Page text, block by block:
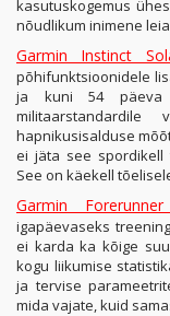
kasutuskogemus
nõudlikum inimene
Garmin Instinct
põhifunktsioonidele
ja kuni 54 päeva
hapnikusisalduse
ei jäta see spordikell
See on käekell
Garmin
igapäevaseks
ei karda ka kõige
kogu liikumise
ja tervise
mida vajate, kuid